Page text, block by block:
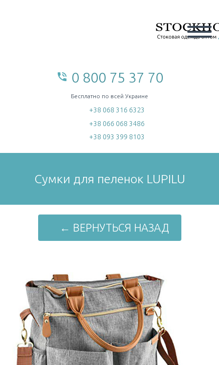
phone_in_talk 0 800 75 37 70
Бесплатно по всей Украине
+38 068 316 6323
+38 066 068 3486
+38 093 399 8103
Сумки для пеленок LUPILU
← ВЕРНУТЬСЯ НАЗАД